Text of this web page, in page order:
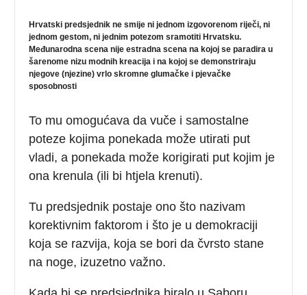
Hrvatski predsjednik ne smije ni jednom izgovorenom riječi, ni
jednom gestom, ni jednim potezom sramotiti Hrvatsku.
Međunarodna scena nije estradna scena na kojoj se paradira u
šarenome nizu modnih kreacija i na kojoj se demonstriraju
njegove (njezine) vrlo skromne glumačke i pjevačke
sposobnosti
To mu omogućava da vuče i samostalne
poteze kojima ponekada može utirati put
vladi, a ponekada može korigirati put kojim je
ona krenula (ili bi htjela krenuti).
Tu predsjednik postaje ono što nazivam
korektivnim faktorom i što je u demokraciji
koja se razvija, koja se bori da čvrsto stane
na noge, izuzetno važno.